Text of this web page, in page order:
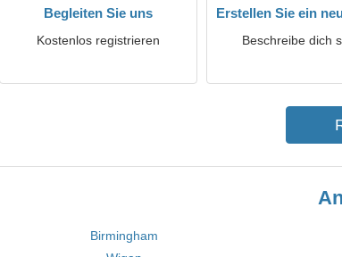
Begleiten Sie uns
Kostenlos registrieren
Erstellen Sie ein
Beschreibe dich
Birmingham